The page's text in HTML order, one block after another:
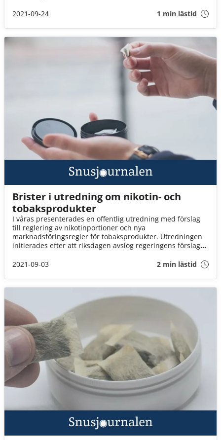
2021-09-24
1 min lästid
Brister i utredning om nikotin- och
tobaksprodukter
I våras presenterades en offentlig utredning med förslag
till reglering av nikotinportioner och nya
marknadsföringsregler för tobaksprodukter. Utredningen
initierades efter att riksdagen avslog regeringens förslag
2021-09-03
2 min lästid